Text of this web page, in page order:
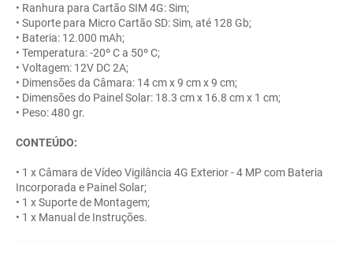
• Ranhura para Cartão SIM 4G: Sim;
• Suporte para Micro Cartão SD: Sim, até 128 Gb;
• Bateria: 12.000 mAh;
• Temperatura: -20º C a 50º C;
• Voltagem: 12V DC 2A;
• Dimensões da Câmara: 14 cm x 9 cm x 9 cm;
• Dimensões do Painel Solar: 18.3 cm x 16.8 cm x 1 cm;
• Peso: 480 gr.
CONTEÚDO:
• 1 x Câmara de Vídeo Vigilância 4G Exterior - 4 MP com Bateria
Incorporada e Painel Solar;
• 1 x Suporte de Montagem;
• 1 x Manual de Instruções.